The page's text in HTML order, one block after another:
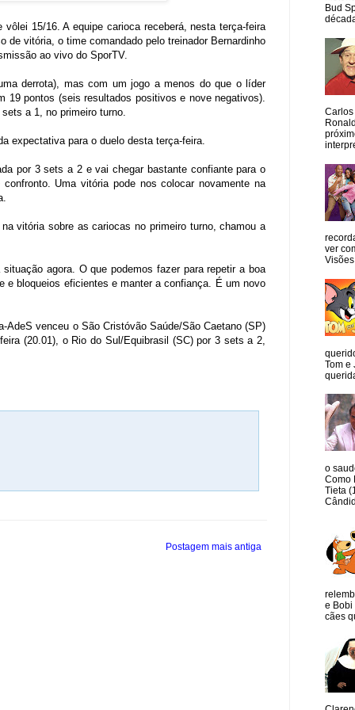
15/16. A equipe carioca receberá, nesta terça-feira
vitória, o time comandado pelo treinador Bernardinho
ao vivo do SporTV.
derrota), mas com um jogo a menos do que o líder
19 pontos (seis resultados positivos e nove negativos).
a 1, no primeiro turno.
expectativa para o duelo desta terça-feira.
por 3 sets a 2 e vai chegar bastante confiante para o
Uma vitória pode nos colocar novamente na
vitória sobre as cariocas no primeiro turno, chamou a
agora. O que podemos fazer para repetir a boa
e bloqueios eficientes e manter a confiança. É um novo
venceu o São Cristóvão Saúde/São Caetano (SP)
(20.01), o Rio do Sul/Equibrasil (SC) por 3 sets a 2,
Postagem mais antiga
Bud
Carlos
ver
Tom e
o
Como
Tieta
e Bobi
cães